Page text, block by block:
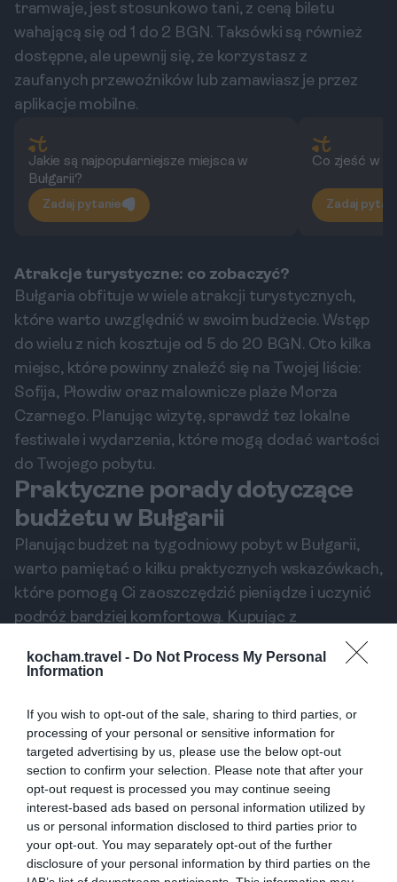
kocham.travel - Do Not Process My Personal
Information
If you wish to opt-out of the sale, sharing to third parties, or
processing of your personal or sensitive information for
targeted advertising by us, please use the below opt-out
section to confirm your selection. Please note that after your
opt-out request is processed you may continue seeing
interest-based ads based on personal information utilized by
us or personal information disclosed to third parties prior to
your opt-out. You may separately opt-out of the further
disclosure of your personal information by third parties on the
tramwaje, jest stosunkowo tani, z ceną biletu
wahającą się od 1 do 2 BGN. Taksówki są również
dostępne, ale upewnij się, że korzystasz z
zaufanych przewoźników lub zamawiasz je przez
aplikacje mobilne.
Jakie są najpopularniejsze miejsca w
Bułgarii?
Zadaj pytanie
Co zjeść w
Zadaj
Atrakcje turystyczne: co zobaczyć?
Bułgaria obfituje w wiele atrakcji turystycznych,
które warto uwzględnić w swoim budżecie. Wstęp
do wielu z nich kosztuje od 5 do 20 BGN. Oto kilka
miejsc, które powinny znaleźć się na Twojej liście:
Sofija, Płowdiw oraz malownicze plaże Morza
Czarnego. Planując wizytę, sprawdź też lokalne
festiwale i wydarzenia, które mogą dodać wartości
do Twojego pobytu.
Praktyczne porady dotyczące
budżetu w Bułgarii
Planując budżet na tygodniowy pobyt w Bułgarii,
warto pamiętać o kilku praktycznych wskazówkach,
które pomogą Ci zaoszczędzić pieniądze i uczynić
podróż bardziej komfortową. Kupując z
posiłki w tanich restauracjach, możesz znacznie
publicznego zamiast taksówek pozwala
zaoszczędzić cenne BGN.
Kupując z wyprzedzeniem bilety do atrakcji
oraz unikając drogich restauracji, możesz
znacząco obniżyć koszty swojego pobytu.